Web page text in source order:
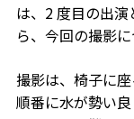
は、2 度目の出
ら、今回の撮影
撮影は、椅子に
順番に水が勢い